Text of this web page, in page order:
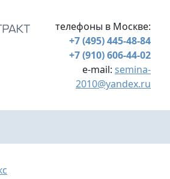
телефоны в Москве:
+7 (495) 445-48-84
+7 (910) 606-44-02
e-mail: semina-
2010@yandex.ru